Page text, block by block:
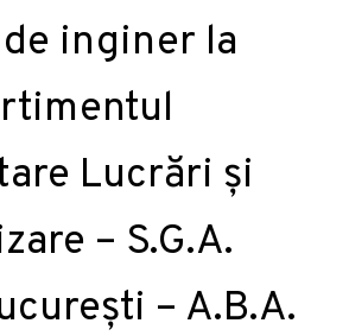
inginer la
Lucrări și
– S.G.A.
– A.B.A.